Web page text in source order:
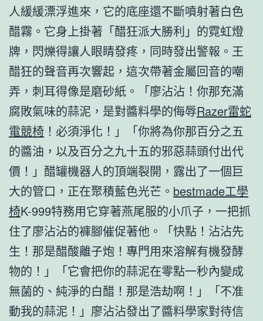
人緩緩漂浮進來，它的底座還不斷噴射著白色
醋霧。它身上掛著「醋狂派大勝利」的霓虹燈
牌，閃爍得讓人眼睛發疼，同時發出警報。王
醋狂的聲音再次響起，這次帶著金屬回音的嘲
弄，刺耳得像是磨砂紙。「廖沾沾！你那充滿
腐敗氣味的蒜泥，是對醬料學的侮辱Razer雷蛇
電競椅 ！必須淨化！」「你將為你那百分之五
的醬油，以及百分之九十五的邪惡蒜頭付出代
價！」醋罐機器人的頂端裂開，露出了一個巨
大的管口，正在聚積藍色光芒。 bestmade工學
椅K-999特務用它穿著燕尾服的小爪子，一把抓
住了廖沾沾的褲腳催促著他。「快點！沾沾先
生！那是醋酸離子炮！專門用來溶解有機發酵
物的！」「它會把你的蒜泥在零點一秒內變成
無菌的、純淨的白醋！那是浩劫啊！」「不准
動我的蒜泥！」廖沾沾發出了醬料學家對待信